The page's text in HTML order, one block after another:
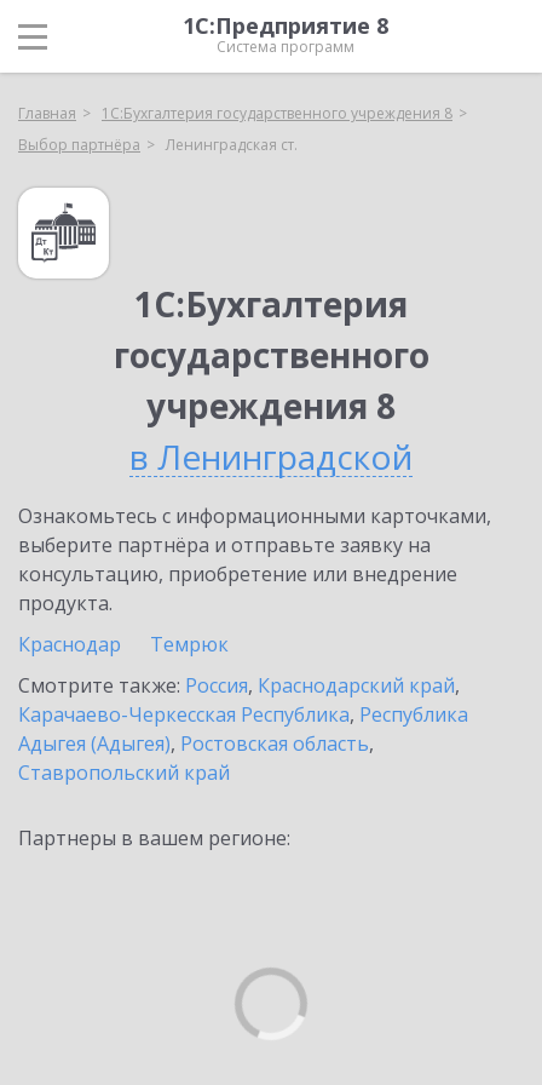
1С:Предприятие 8
Система программ
Главная
1С:Бухгалтерия государственного учреждения 8
Выбор партнёра
Ленинградская ст.
1С:Бухгалтерия
государственного
учреждения 8
в Ленинградской
Ознакомьтесь с информационными карточками,
выберите партнёра и отправьте заявку на
консультацию, приобретение или внедрение
продукта.
Краснодар
Темрюк
Смотрите также: Россия, Краснодарский край,
Карачаево-Черкесская Республика, Республика
Адыгея (Адыгея), Ростовская область,
Ставропольский край
Партнеры в вашем регионе: